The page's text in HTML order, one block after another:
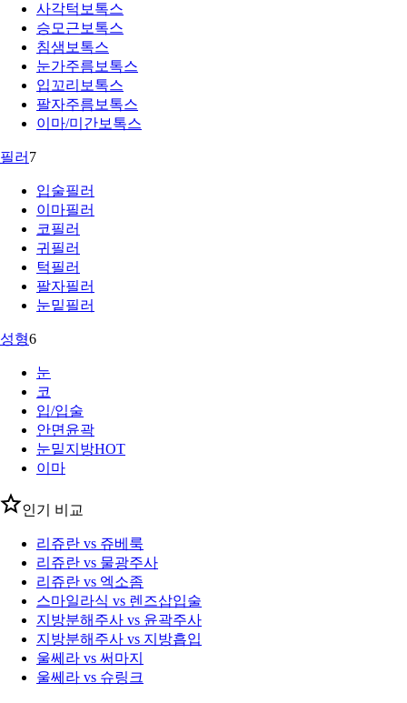
사각턱보톡스
승모근보톡스
침샘보톡스
눈가주름보톡스
입꼬리보톡스
팔자주름보톡스
이마/미간보톡스
필러 7
입술필러
이마필러
코필러
귀필러
턱필러
팔자필러
눈밑필러
성형6
눈
코
입/입술
안면윤곽
눈밑지방HOT
이마
인기 비교
리쥬란 vs 쥬베룩
리쥬란 vs 물광주사
리쥬란 vs 엑소좀
스마일라식 vs 렌즈삽입술
지방분해주사 vs 윤곽주사
지방분해주사 vs 지방흡입
울쎄라 vs 써마지
울쎄라 vs 슈링크